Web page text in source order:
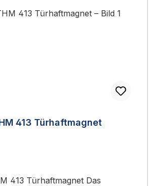
413 Türhaftmagnet
413 Türhaftmagnet Das